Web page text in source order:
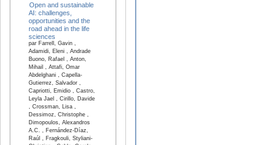
Open and sustainable
AI: challenges,
opportunities and the
road ahead in the life
sciences
par Farrell, Gavin ,
Adamidi, Eleni , Andrade
Buono, Rafael , Anton,
Mihail , Attafi, Omar
Abdelghani , Capella-
Gutierrez, Salvador ,
Capriotti, Emidio , Castro,
Leyla Jael , Cirillo, Davide
, Crossman, Lisa ,
Dessimoz, Christophe ,
Dimopoulos, Alexandros
A.C. , Fernández-Díaz,
Raúl , Fragkouli, Styliani-